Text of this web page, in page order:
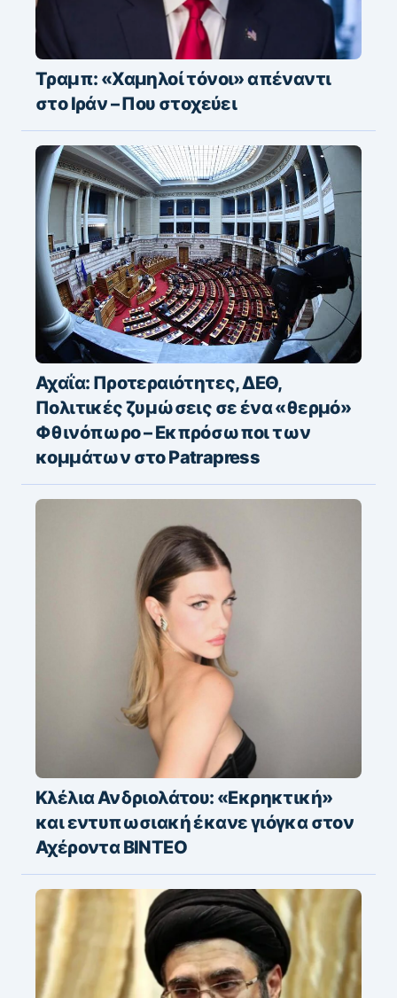
Τραμπ: «Χαμηλοί τόνοι» απέναντι
στο Ιράν – Που στοχεύει
Αχαΐα: Προτεραιότητες, ΔΕΘ,
Πολιτικές ζυμώσεις σε ένα «θερμό»
Φθινόπωρο – Εκπρόσωποι των
κομμάτων στο Patrapress
Κλέλια Ανδριολάτου: «Εκρηκτική»
και εντυπωσιακή έκανε γιόγκα στον
Αχέροντα ΒΙΝΤΕΟ